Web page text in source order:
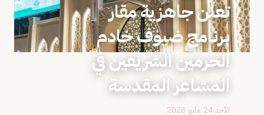
تعلن جاهزية مقار
برنامج ضيوف خادم
الحرمين الشريفين في
المشاعر المقدسة
الأحد 24 مايو 2026